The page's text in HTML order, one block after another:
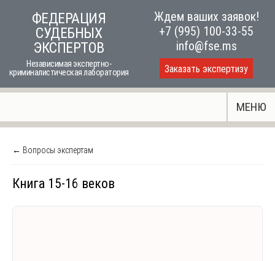
ФЕДЕРАЦИЯ
СУДЕБНЫХ
ЭКСПЕРТОВ
Независимая экспертно-
криминалистическая лаборатория
Ждем ваших заявок!
+7 (995) 100-33-55
info@fse.ms
Заказать экспертизу
МЕНЮ
← Вопросы экспертам
Книга 15-16 веков